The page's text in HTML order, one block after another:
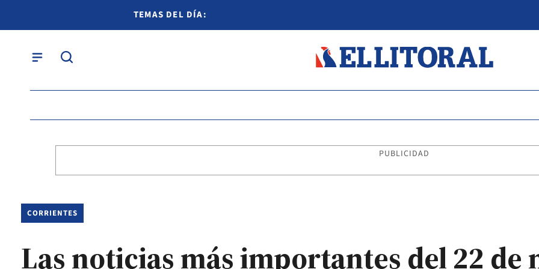
TEMAS DEL DÍA:
PUBLICIDAD
CORRIENTES
Las noticias más importantes del 22 de